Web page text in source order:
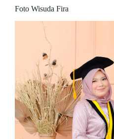
Foto Wisuda Fira